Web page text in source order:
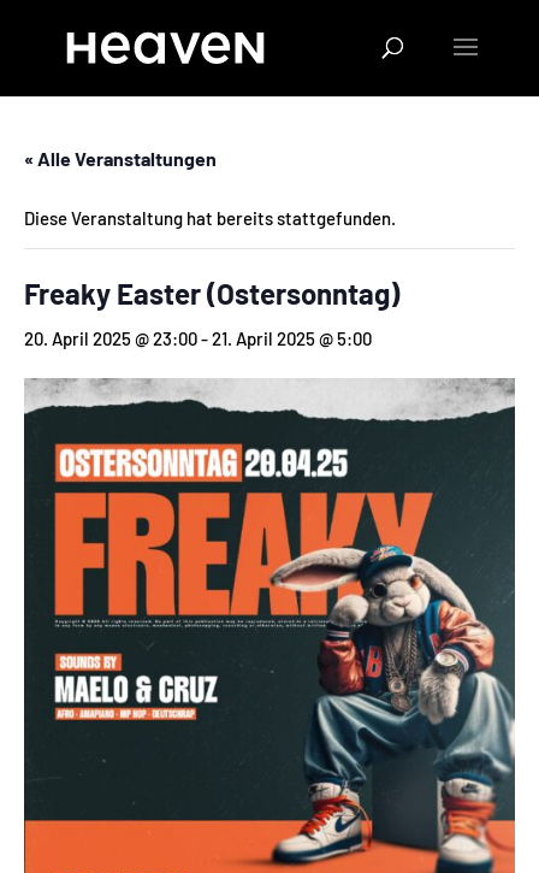
« Alle Veranstaltungen
Diese Veranstaltung hat bereits stattgefunden.
Freaky Easter (Ostersonntag)
20. April 2025 @ 23:00-21. April 2025 @ 5:00